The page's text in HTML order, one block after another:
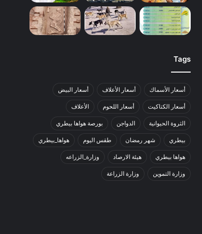
Tags
أسعار الأسماك أسعار الأعلاف أسعار البيض
أسعار الكتاكيت أسعار اللحوم الأعلاف
الثروة الحيوانية الدواجن بورصة هواها بيطري
بيطري شهر رمضان طقس اليوم هواها_بيطري
هواها بيطري هيئة الارصاد وزارة_الزراعه
وزارة التموين وزارة الزراعة